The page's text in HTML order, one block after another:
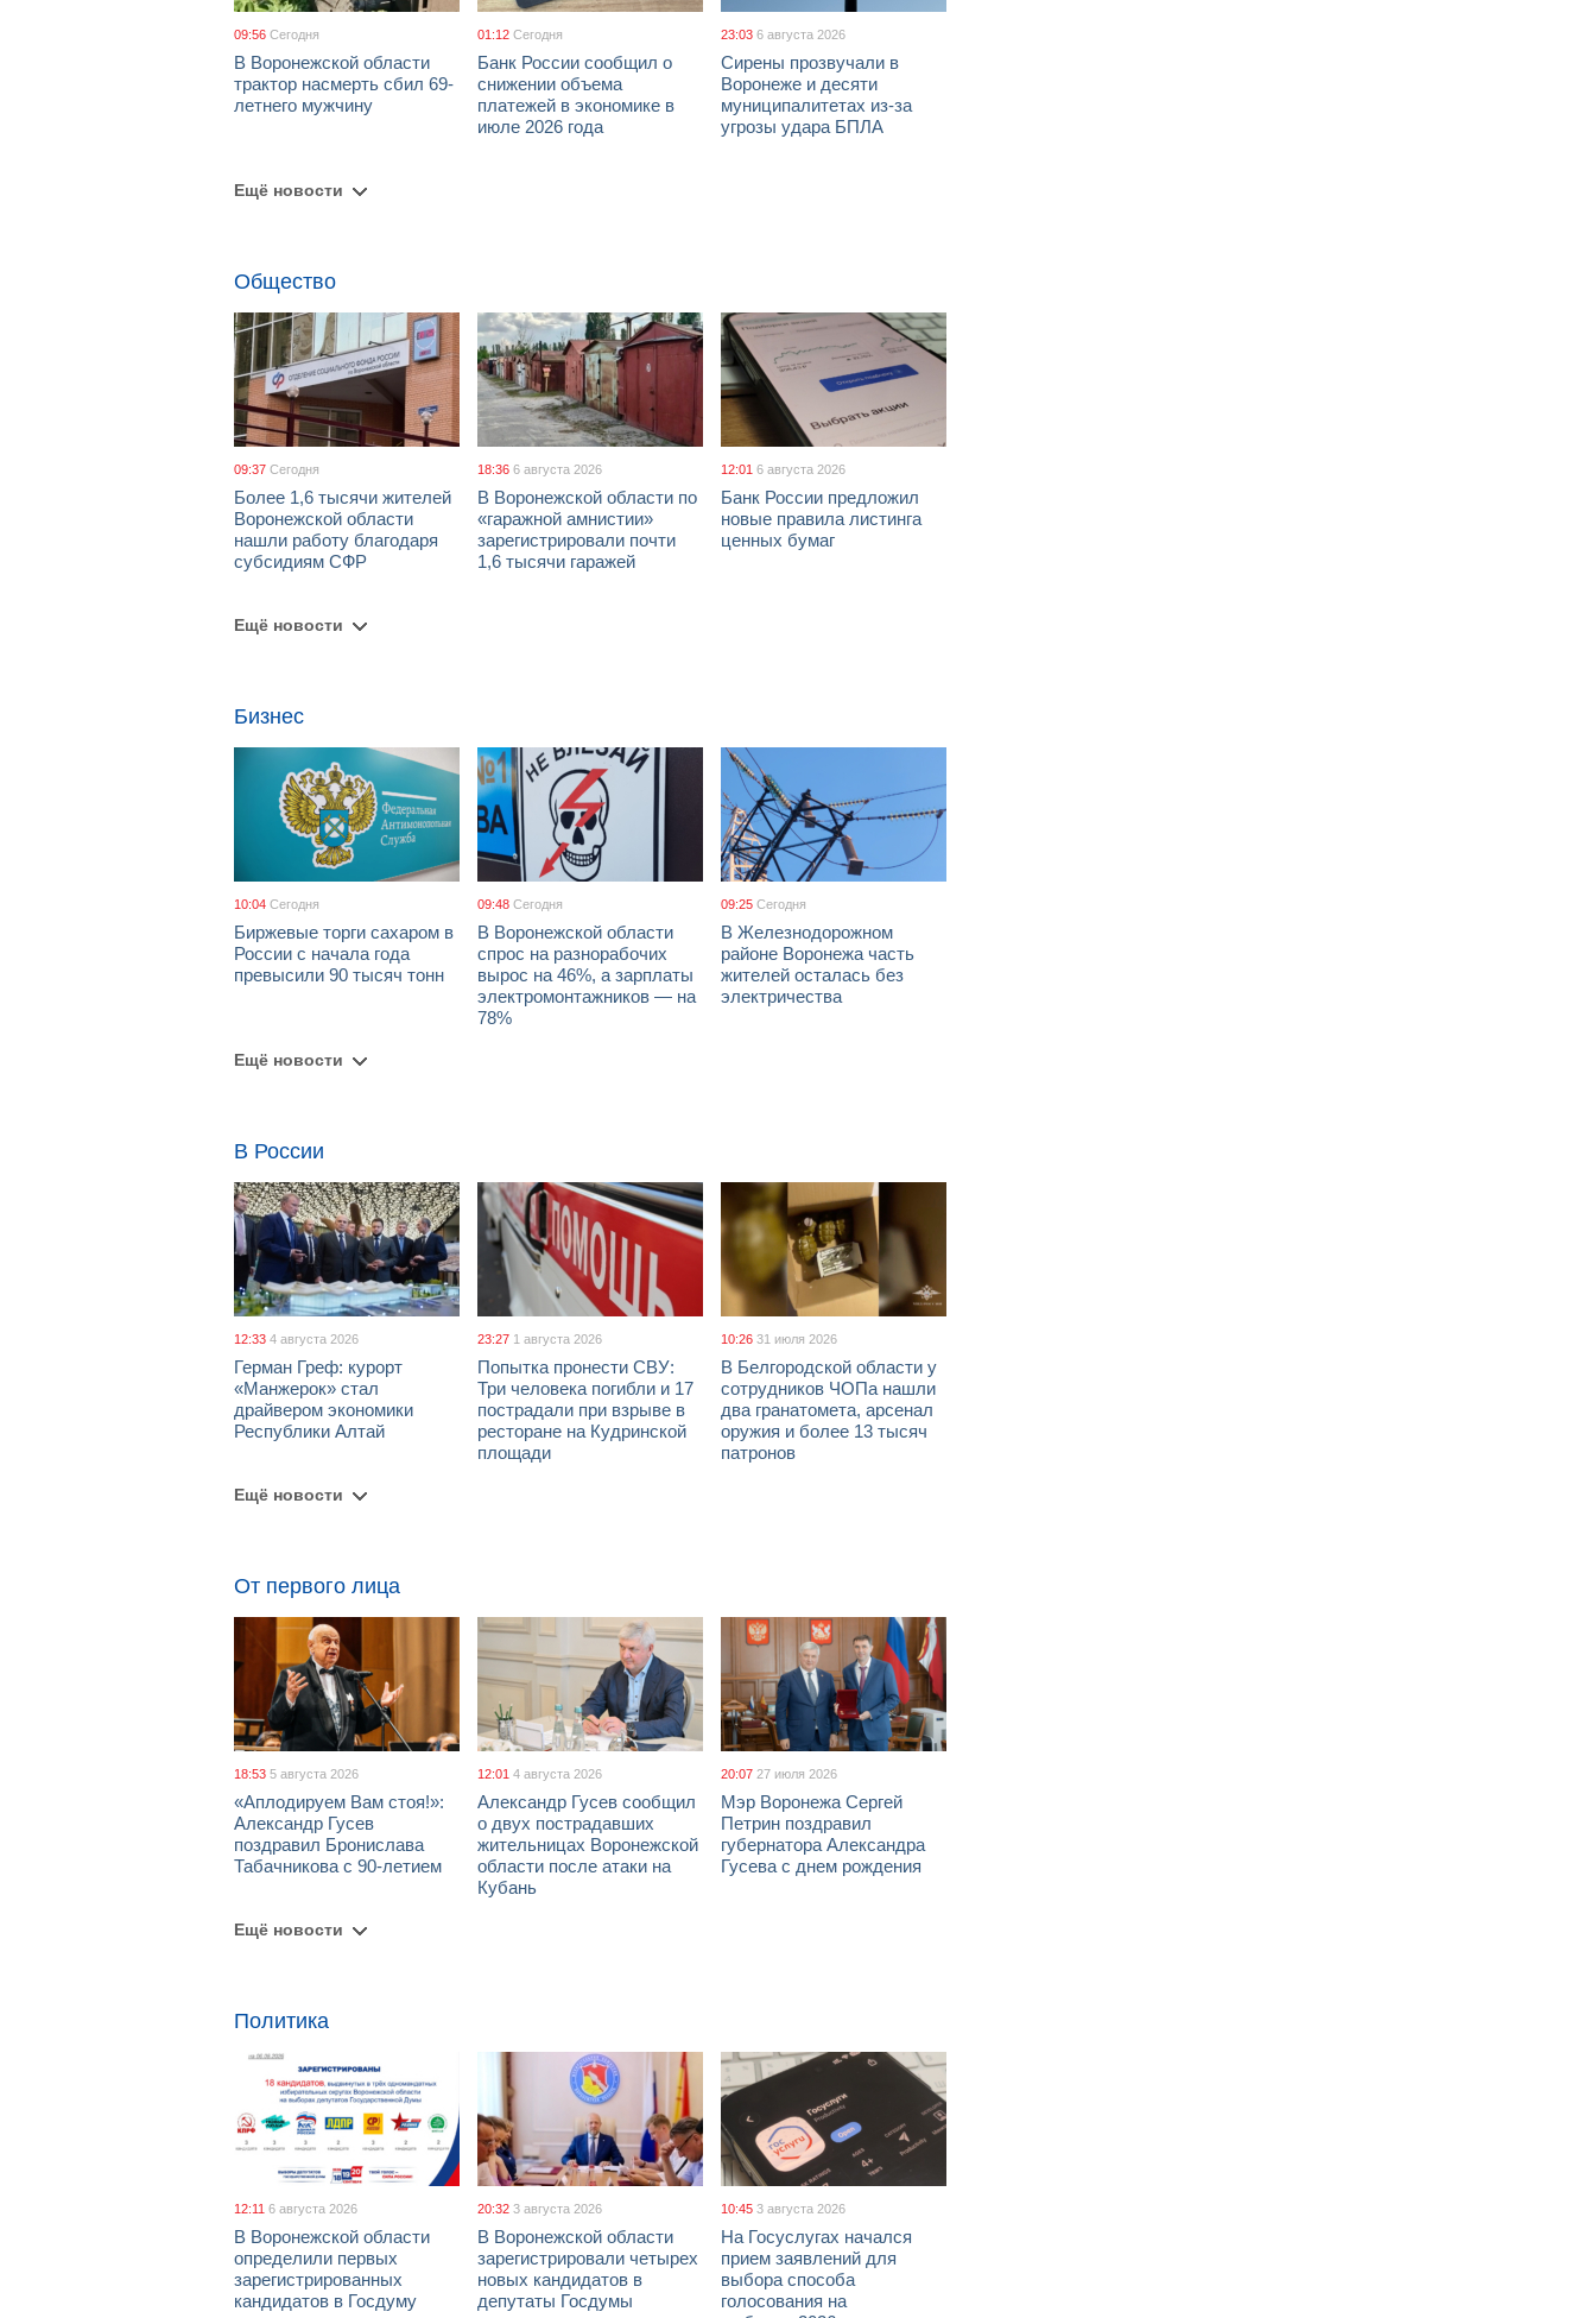
09:56 Сегодня
В Воронежской области
трактор насмерть сбил 69-
летнего мужчину
01:12 Сегодня
Банк России сообщил о
снижении объема
платежей в экономике в
июле 2026 года
23:03 6 августа 2026
Сирены прозвучали в
Воронеже и десяти
муниципалитетах из-за
угрозы удара БПЛА
Ещё новости
Общество
09:37 Сегодня
Более 1,6 тысячи жителей
Воронежской области
нашли работу благодаря
субсидиям СФР
18:36 6 августа 2026
В Воронежской области по
«гаражной амнистии»
зарегистрировали почти
1,6 тысячи гаражей
12:01 6 августа 2026
Банк России предложил
новые правила листинга
ценных бумаг
Ещё новости
Бизнес
10:04 Сегодня
Биржевые торги сахаром в
России с начала года
превысили 90 тысяч тонн
09:48 Сегодня
В Воронежской области
спрос на разнорабочих
вырос на 46%, а зарплаты
электромонтажников — на
78%
09:25 Сегодня
В Железнодорожном
районе Воронежа часть
жителей осталась без
электричества
Ещё новости
В России
12:33 4 августа 2026
Герман Греф: курорт
«Манжерок» стал
драйвером экономики
Республики Алтай
23:27 1 августа 2026
Попытка пронести СВУ:
Три человека погибли и 17
пострадали при взрыве в
ресторане на Кудринской
площади
10:26 31 июля 2026
В Белгородской области у
сотрудников ЧОПа нашли
два гранатомета, арсенал
оружия и более 13 тысяч
патронов
Ещё новости
От первого лица
18:53 5 августа 2026
«Аплодируем Вам стоя!»:
Александр Гусев
поздравил Бронислава
Табачникова с 90-летием
12:01 4 августа 2026
Александр Гусев сообщил
о двух пострадавших
жительницах Воронежской
области после атаки на
Кубань
20:07 27 июля 2026
Мэр Воронежа Сергей
Петрин поздравил
губернатора Александра
Гусева с днем рождения
Ещё новости
Политика
12:11 6 августа 2026
В Воронежской области
определили первых
зарегистрированных
кандидатов в Госдуму
20:32 3 августа 2026
В Воронежской области
зарегистрировали четырех
новых кандидатов в
депутаты Госдумы
10:45 3 августа 2026
На Госуслугах начался
прием заявлений для
выбора способа
голосования на